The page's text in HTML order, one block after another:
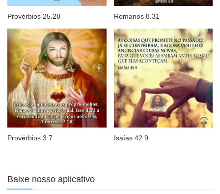
Provérbios 25.28 Romanos 8.31
Provérbios 3.7 Isaías 42.9
Baixe nosso aplicativo